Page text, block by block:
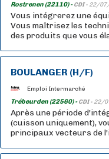
Rostrenen (22110) -CDI - 22/
Vous intégrerez une
Vous maîtrisez les
des produits que vous
BOULANGER (H/F)
Emploi Intermarché
Trébeurden (22560) -CDI - 22/
Après une période
(cuisson uniquement),
principaux vecteurs de